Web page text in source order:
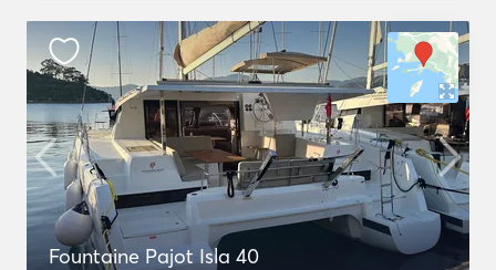
Fountaine Pajot Isla 40